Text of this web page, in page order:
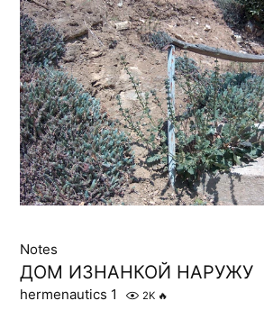
Notes
ДОМ ИЗНАНКОЙ НАРУЖУ
hermenautics 1 2K 🔥